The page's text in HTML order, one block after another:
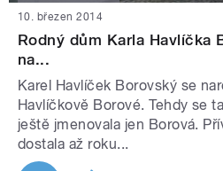
10. březen 2014
Rodný dům Karla Havlíčka
na...
Karel Havlíček Borovský se
Havlíčkově Borové. Tehdy se
ještě jmenovala jen Borová.
dostala až roku...